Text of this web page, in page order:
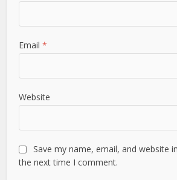
Email*
Website
Save my name, email, and website
the next time I comment.